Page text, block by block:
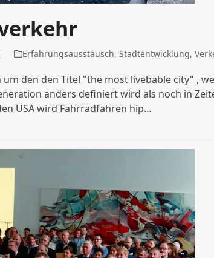
Erfahrungsausstausch, Stadtentwicklung,
den den Titel "the most livebable city" ,
anders definiert wird als noch in
USA wird Fahrradfahren hip…